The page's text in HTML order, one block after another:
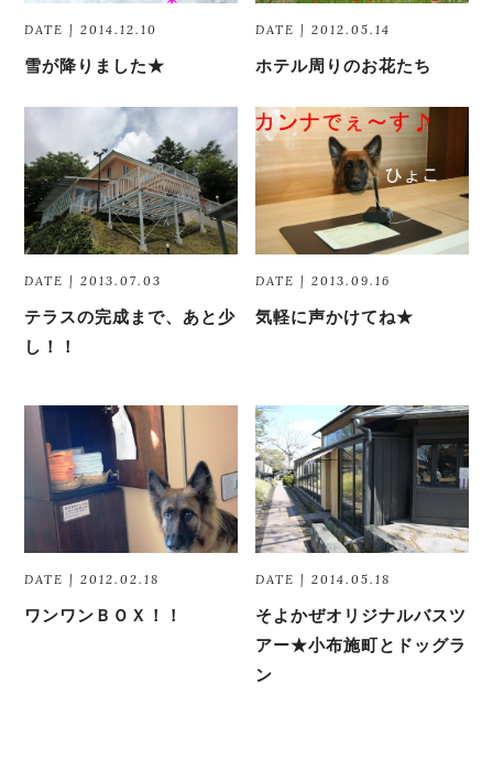
DATE | 2014.12.10
雪が降りました★
DATE | 2012.05.14
ホテル周りのお花たち
DATE | 2013.07.03
テラスの完成まで、あと少
し！！
DATE | 2013.09.16
気軽に声かけてね★
DATE | 2012.02.18
ワンワンＢＯＸ！！
DATE | 2014.05.18
そよかぜオリジナルバスツ
アー★小布施町とドッグラ
ン